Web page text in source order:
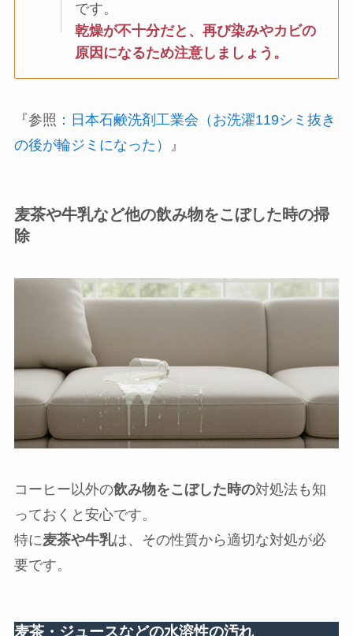
です。
乾燥が不十分だと、再び染みやカビの
原因になるため注意しましょう。
『参照 ：日本石鹸洗剤工業会（お洗濯119シミ抜き
の後が輪ジミになった）
』
麦茶や牛乳など他の飲み物をこぼした時の掃
除
コーヒー以外の飲み物をこぼした時の対処法も知
っておくと安心です。
特に麦茶や牛乳は、その性質から適切な対処が必
要です。
麦茶・ジュースなどの水溶性の汚れ